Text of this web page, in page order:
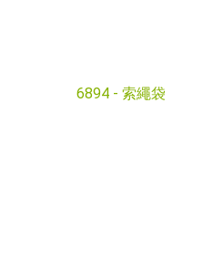
6894 - 索繩袋